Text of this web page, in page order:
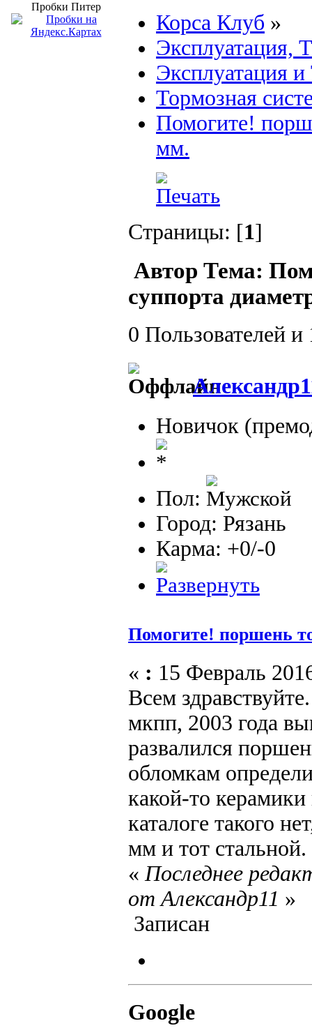
Пробки Питер
Корса Клуб »
Эксплуатация,
Эксплуатация
Тормозная
Помогите!
мм.
Страницы: [1]
Автор Тема:
суппорта
0 Пользователей
Новичок
Пол:
Город: Рязань
Карма: +0/-0
Помогите! поршень
« : 15 Февраль
Всем
мкпп, 2003 года
развалился
обломкам
какой-то
каталоге такого
мм и тот
«Последнее
от Александр11 »
Записан
Google